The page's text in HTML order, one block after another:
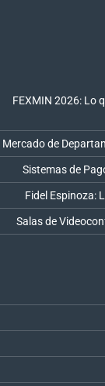
FEXMIN 2026: Lo
Mercado de
Sistemas de
Fidel Espinoza:
Salas de